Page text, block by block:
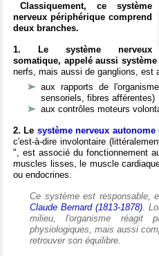
Classiquement, ce système
nerveux périphérique comprend
deux branches.
1. Le système nerveux
somatique, appelé aussi
nerfs, mais aussi de ganglions, est
aux rapports de
sensoriels, fibres afférentes)
aux contrôles moteurs
2. Le système nerveux autonome
c'est-à-dire involontaire
", est associé du fonctionnement
muscles lisses, le muscle
ou endocrines.
Ce système est responsable,
Claude Bernard (1813-1878).
milieu, l'organisme réagit
physiologiques, mais aussi
retrouver son équilibre.